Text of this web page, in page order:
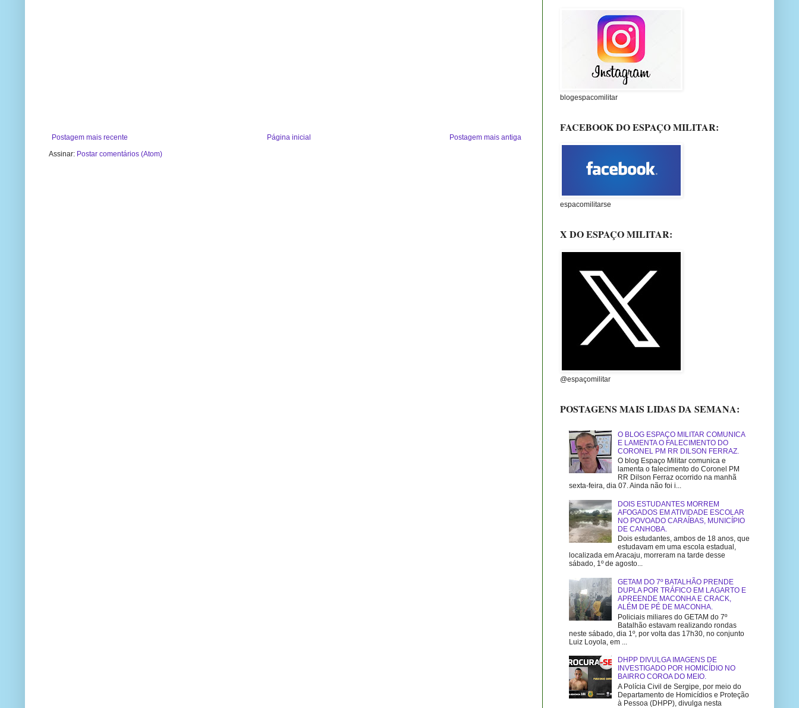
Postagem mais recente Postagem mais antiga
Página inicial
Assinar: Postar comentários (Atom)
blogespacomilitar
FACEBOOK DO ESPAÇO MILITAR:
espacomilitarse
X DO ESPAÇO MILITAR:
@espaçomilitar
POSTAGENS MAIS LIDAS DA SEMANA:
O BLOG ESPAÇO MILITAR COMUNICA
E LAMENTA O FALECIMENTO DO
CORONEL PM RR DILSON FERRAZ.
O blog Espaço Militar comunica e
lamenta o falecimento do Coronel PM
RR Dilson Ferraz ocorrido na manhã
sexta-feira, dia 07. Ainda não foi i...
DOIS ESTUDANTES MORREM
AFOGADOS EM ATIVIDADE ESCOLAR
NO POVOADO CARAÍBAS, MUNICÍPIO
DE CANHOBA.
Dois estudantes, ambos de 18 anos, que
estudavam em uma escola estadual,
localizada em Aracaju, morreram na tarde desse
sábado, 1º de agosto...
GETAM DO 7º BATALHÃO PRENDE
DUPLA POR TRÁFICO EM LAGARTO E
APREENDE MACONHA E CRACK,
ALÉM DE PÉ DE MACONHA.
Policiais miliares do GETAM do 7º
Batalhão estavam realizando rondas
neste sábado, dia 1º, por volta das 17h30, no conjunto
Luiz Loyola, em ...
DHPP DIVULGA IMAGENS DE
INVESTIGADO POR HOMICÍDIO NO
BAIRRO COROA DO MEIO.
A Polícia Civil de Sergipe, por meio do
Departamento de Homicídios e Proteção
à Pessoa (DHPP), divulga nesta